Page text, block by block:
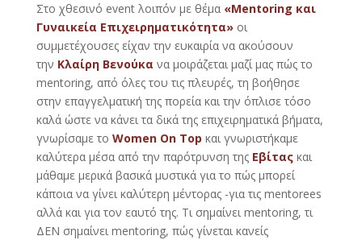
Στο χθεσινό event λοιπόν με θέμα «Mentoring και
Γυναικεία Επιχειρηματικότητα» οι
συμμετέχουσες είχαν την ευκαιρία να ακούσουν
την Κλαίρη Βενούκα να μοιράζεται μαζί μας πώς το
mentoring, από όλες του τις πλευρές, τη βοήθησε
στην επαγγελματική της πορεία και την όπλισε τόσο
καλά ώστε να κάνει τα δικά της επιχειρηματικά βήματα,
γνωρίσαμε το Women On Top και γνωριστήκαμε
καλύτερα μέσα από την παρότρυνση της Εβίτας και
μάθαμε μερικά βασικά μυστικά για το πώς μπορεί
κάποια να γίνει καλύτερη μέντορας -για τις mentorees
αλλά και για τον εαυτό της. Τι σημαίνει mentoring, τι
ΔΕΝ σημαίνει mentoring, πώς γίνεται κανείς